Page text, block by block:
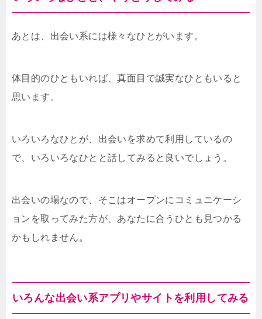
あとは、出会い系には様々なひとがいます。
体目的のひともいれば、真面目で誠実なひともいると
思います。
いろいろなひとが、出会いを求めて利用しているの
で、いろいろなひとと話してみると良いでしょう。
出会いの場なので、そこはオープンにコミュニケーシ
ョンを取ってみた方が、あなたに合うひとも見つかる
かもしれません。
いろんな出会い系アプリやサイトを利用してみる